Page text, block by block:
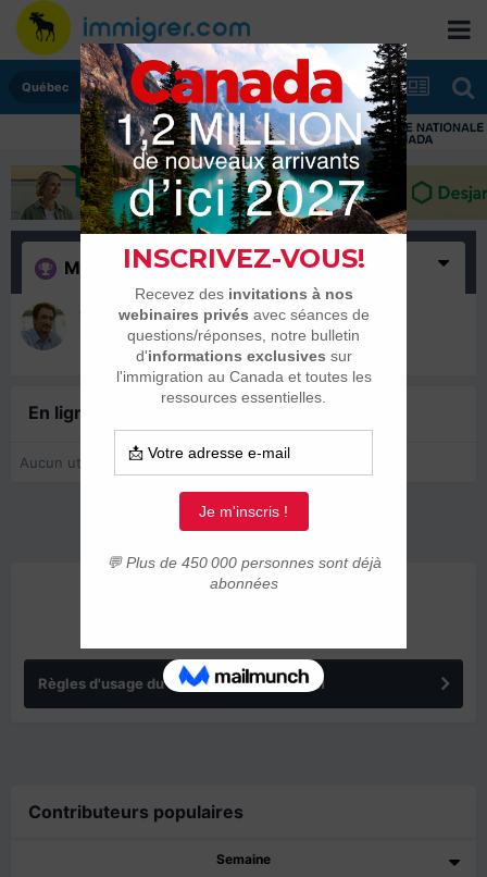
Québec
Merci (1)
Cèdre
13 décembre 2023
En ligne récemment
Aucun utilisateur enregistré regarde cette page.
Règles d'usage du forum IMMIGRER.COM
Contributeurs populaires
Semaine